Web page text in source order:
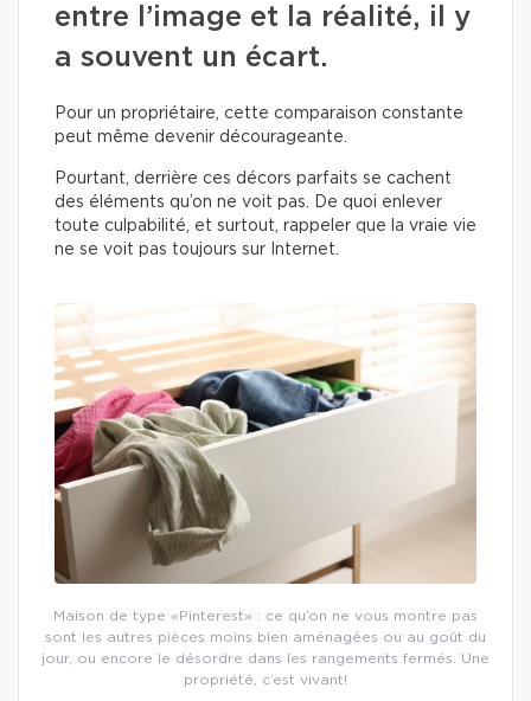
entre l’image et la réalité, il y
a souvent un écart.
Pour un propriétaire, cette comparaison constante
peut même devenir décourageante.
Pourtant, derrière ces décors parfaits se cachent
des éléments qu’on ne voit pas. De quoi enlever
toute culpabilité, et surtout, rappeler que la vraie vie
ne se voit pas toujours sur Internet.
Maison de type «Pinterest» : ce qu’on ne vous montre pas
sont les autres pièces moins bien aménagées ou au goût du
jour, ou encore le désordre dans les rangements fermés. Une
propriété, c’est vivant!